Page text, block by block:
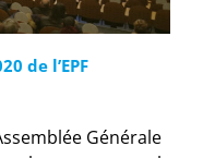
de l’EPF
Générale